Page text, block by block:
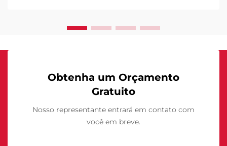
Obtenha um Orçamento
Gratuito
Nosso representante entrará em contato com
você em breve.